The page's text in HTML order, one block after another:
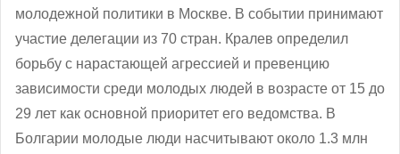
молодежной политики в Москве. В событии принимают
участие делегации из 70 стран. Кралев определил
борьбу с нарастающей агрессией и превенцию
зависимости среди молодых людей в возрасте от 15 до
29 лет как основной приоритет его ведомства. В
Болгарии молодые люди насчитывают около 1.3 млн